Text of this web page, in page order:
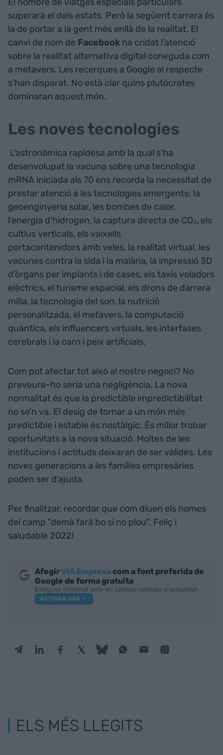
superarà el dels estats. Però la següent carrera és
la de portar a la gent més enllà de la realitat. El
canvi de nom de Facebook ha cridat l'atenció
sobre la realitat alternativa digital coneguda com
a metavers. Les recerques a Google al respecte
s'han disparat. No està clar quins plutòcrates
dominaran aquest món.
Les noves tecnologies
L'astronòmica rapidesa amb la qual s'ha
desenvolupat la vacuna sobre una tecnologia
mRNA iniciada als 70 ens recorda la necessitat de
prestar atenció a les tecnologies emergents: la
geoenginyeria solar, les bombes de calor,
l'energia d'hidrogen, la captura directa de CO₂, els
cultius verticals, els vaixells
portacontenidors amb veles, la realitat virtual, les
vacunes contra la sida i la malària, la impressió 3D
d'òrgans per implants i de cases, els taxis voladors
elèctrics, el turisme espacial, els drons de darrera
milla, la tecnologia del son, la nutrició
personalitzada, el metavers, la computació
quàntica, els influencers virtuals, les interfases
cerebrals i la carn i peix artificials.
Com pot afectar tot això al nostre negoci? No
preveure-ho seria una negligència. La nova
normalitat és que la predictible impredictibilitat
no se'n va. El desig de tornar a un món més
predictible i estable és nostàlgic. És millor trobar
oportunitats a la nova situació. Moltes de les
institucions i actituds deixaran de ser vàlides. Les
noves generacions a les famílies empresàries
poden ser d'ajuda.
Per finalitzar, recordar que com diuen els homes
del camp "demà farà bo si no plou". Feliç i
saludable 2022!
AfegirVIA Empresa com a font preferida de
Google de forma gratuïta
Estigues informat amb les últimes notícies d'actualitat
ACTIVAR ARA
ELS MÉS LLEGITS